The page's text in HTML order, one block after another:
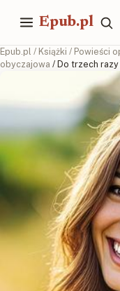
Epub.pl
Epub.pl / Książki / Powieści
obyczajowa / Do trzech